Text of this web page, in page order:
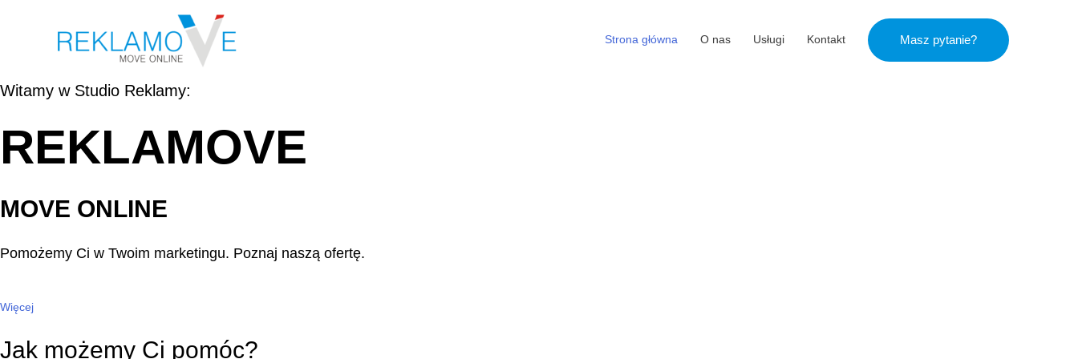
Strona główna O nas Usługi Kontakt Masz pytanie?
Witamy w Studio Reklamy:
REKLAMOVE
MOVE ONLINE
Pomożemy Ci w Twoim marketingu. Poznaj naszą ofertę.
Więcej
Jak możemy Ci pomóc?